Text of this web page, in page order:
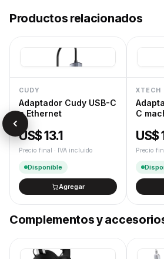
Despacho rápido en 24/48 h hábiles
12 meses de garantía oficial de
Cambios y devoluciones según la
Consumidor.
Productos relacionados
CUDY
Adaptador Cudy USB-C
a Ethernet
US$ 13.1
Precio final · IVA incluido
Disponible
Agregar
XTECH
C
US$
Precio
Complementos y